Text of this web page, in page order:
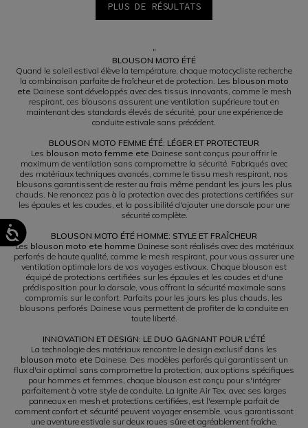
PLUS DE RÉSULTATS
"
BLOUSON MOTO ÉTÉ
Quand le soleil estival élève la température, chaque motocycliste recherche
la combinaison parfaite de fraîcheur et de protection. Les blouson moto
ete Dainese sont développés avec des tissus innovants, comme le mesh
respirant, ces blousons assurent une ventilation supérieure tout en
maintenant des standards élevés de sécurité, pour une expérience de
conduite estivale sans précédent.
BLOUSON MOTO FEMME ÉTÉ: LÉGER ET PROTECTEUR
Les blouson moto femme ete Dainese sont conçus pour offrir le
maximum de ventilation sans compromettre la sécurité. Fabriqués avec
des matériaux techniques avancés, comme le tissu mesh respirant, nos
blousons garantissent de rester au frais même pendant les jours les plus
chauds. Ne renoncez pas à la protection avec des protections certifiées sur
les épaules et les coudes, et la possibilité d'ajouter une dorsale pour une
sécurité complète.
BLOUSON MOTO ÉTÉ HOMME: STYLE ET FRAÎCHEUR
Les blouson moto ete homme Dainese sont réalisés avec des matériaux
perforés de haute qualité, comme le mesh respirant, pour vous assurer une
ventilation optimale lors de vos voyages estivaux. Chaque blouson est
équipé de protections certifiées sur les épaules et les coudes et d'une
prédisposition pour la dorsale, vous offrant la sécurité maximale sans
compromis sur le confort. Parfaits pour les jours les plus chauds, les
blousons perforés Dainese vous permettent de profiter de la conduite en
toute liberté.
INNOVATION ET DESIGN: LE DUO GAGNANT POUR L'ÉTÉ
La technologie des matériaux rencontre le design exclusif dans les
blouson moto ete Dainese. Des modèles perforés qui garantissent un
flux d'air optimal sans compromettre la protection, aux options spécifiques
pour hommes et femmes, chaque blouson est conçu pour s'intégrer
parfaitement à votre style de conduite. La Ignite Air Tex, avec ses larges
panneaux en mesh et protections certifiées, est l'exemple parfait de
comment confort et sécurité peuvent voyager ensemble, vous garantissant
une aventure estivale sur deux roues sûre et agréablement fraîche.